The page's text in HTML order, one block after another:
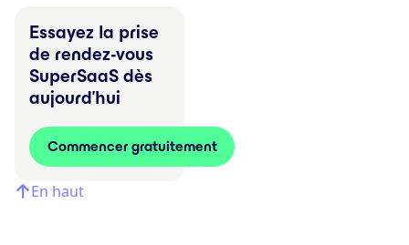
Essayez la prise
de rendez-vous
SuperSaaS dès
aujourd’hui
Commencer gratuitement
En haut